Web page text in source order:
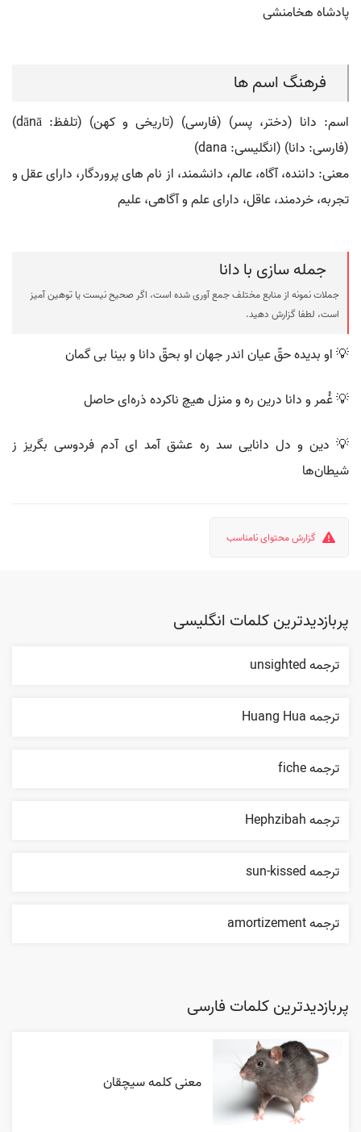
پادشاه هخامنشی
فرهنگ اسم ها
اسم: دانا (دختر، پسر) (فارسی) (تاریخی و کهن) (تلفظ: dānā)
(فارسی: دانا) (انگلیسی: dana)
معنی: داننده، آگاه، عالم، دانشمند، از نام های پروردگار، دارای عقل و
تجربه، خردمند، عاقل، دارای علم و آگاهی، علیم
جمله سازی با دانا
جملات نمونه از منابع مختلف جمع آوری شده است، اگر صحیح نیست یا توهین آمیز
است، لطفا گزارش دهید.
💡 او بدیده حقّ عیان اندر جهان او بحقّ دانا و بینا بی گمان
💡 غُمر و دانا درین ره و منزل هیچ ناکرده ذره‌ای حاصل
💡 دین و دل دانایی سد ره عشق آمد ای آدم فردوسی بگریز ز
شیطان‌ها
گزارش محتوای نامناسب
پربازدیدترین کلمات انگلیسی
ترجمه unsighted
ترجمه Huang Hua
ترجمه fiche
ترجمه Hephzibah
ترجمه sun-kissed
ترجمه amortizement
پربازدیدترین کلمات فارسی
معنی کلمه سیچقان